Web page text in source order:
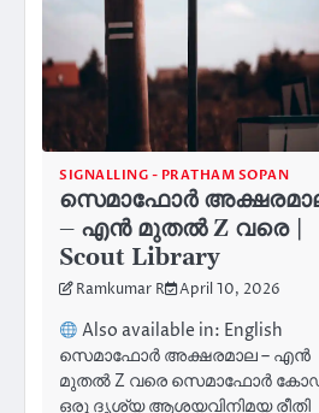
SIGNALLING - PRATHAM SOPAN
സെമാഫോർ
– എൻ മുതൽ Z വരെ |
Scout Library
Ramkumar R April 10, 2026
Also available in: English
സെമാഫോർ അക്ഷരമാല – എൻ
മുതൽ Z വരെ സെമാഫോർ
ഒരു ദൃശ്യ ആശയവിനിമയ രീതി